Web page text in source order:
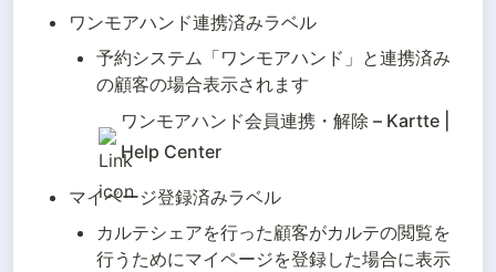
ワンモアハンド連携済みラベル
予約システム「ワンモアハンド」と連携済み
の顧客の場合表示されます
ワンモアハンド会員連携・解除 – Kartte |
Help Center
マイページ登録済みラベル
カルテシェアを行った顧客がカルテの閲覧を
行うためにマイページを登録した場合に表示